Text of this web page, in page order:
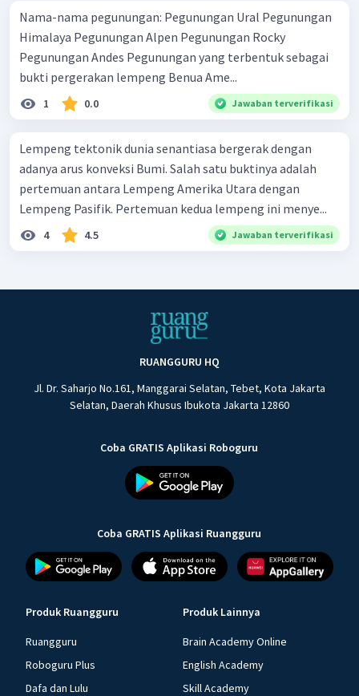
Nama-nama pegunungan: Pegunungan Ural Pegunungan
Himalaya Pegunungan Alpen Pegunungan Rocky
Pegunungan Andes Pegunungan yang terbentuk sebagai
bukti pergerakan lempeng Benua Ame...
1 0.0 Jawaban terverifikasi
Lempeng tektonik dunia senantiasa bergerak dengan
adanya arus konveksi Bumi. Salah satu buktinya adalah
pertemuan antara Lempeng Amerika Utara dengan
Lempeng Pasifik. Pertemuan kedua lempeng ini menye...
4 4.5 Jawaban terverifikasi
RUANGGURU HQ
Jl. Dr. Saharjo No.161, Manggarai Selatan, Tebet, Kota Jakarta
Selatan, Daerah Khusus Ibukota Jakarta 12860
Coba GRATIS Aplikasi Roboguru
Coba GRATIS Aplikasi Ruangguru
Produk Ruangguru
Ruangguru
Roboguru Plus
Dafa dan Lulu
Produk Lainnya
Brain Academy Online
English Academy
Skill Academy